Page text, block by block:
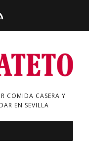
COMIDA CASERA Y
EN SEVILLA